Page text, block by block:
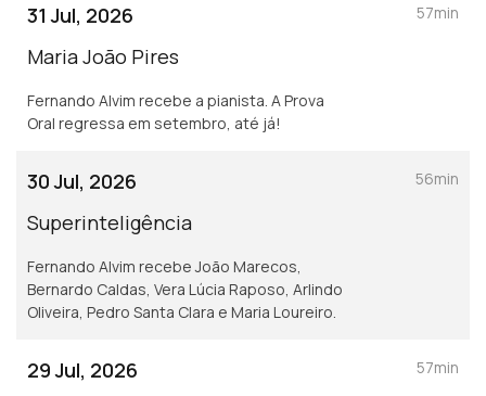
31 Jul, 2026
Maria João Pires
Fernando Alvim recebe a pianista. A Prova
Oral regressa em setembro, até já!
57min
30 Jul, 2026
Superinteligência
Fernando Alvim recebe João Marecos,
Bernardo Caldas, Vera Lúcia Raposo, Arlindo
Oliveira, Pedro Santa Clara e Maria Loureiro.
56min
29 Jul, 2026
57min